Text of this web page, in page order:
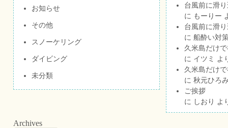
お知らせ
その他
スノーケリング
ダイビング
未分類
台風前に滑
に もーりー
台風前に滑
に 船酔い対
久米島だけ
に イツミ
よ
久米島だけ
に 秋元ひろ
ご挨拶
に しおり よ
Archives